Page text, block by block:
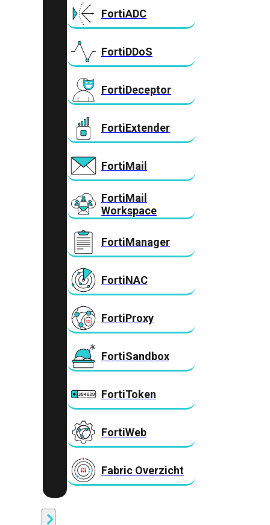
FortiADC
FortiDDoS
FortiDeceptor
FortiExtender
FortiMail
FortiMail
Workspace
FortiManager
FortiNAC
FortiProxy
FortiSandbox
FortiToken
FortiWeb
Fabric Overzicht